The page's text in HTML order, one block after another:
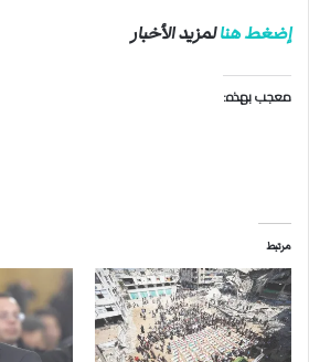
إضغط هنالمزيد الأخبار
معجب بهذه:
مرتبط